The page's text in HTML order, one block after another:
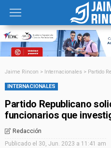
Jaime Rincon > Internacionales > Partido
INTERNACIONALES
Partido Republicano
funcionarios que
Redacción
Publicado el 30, Jun. 2023 a 11:41 am